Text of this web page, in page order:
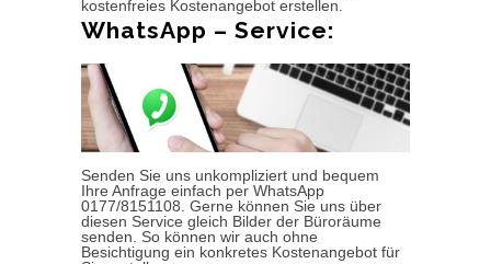
kostenfreies Kostenangebot erstellen.
WhatsApp – Service:
Senden Sie uns unkompliziert und bequem
Ihre Anfrage einfach per WhatsApp
0177/8151108. Gerne können Sie uns über
diesen Service gleich Bilder der Büroräume
senden. So können wir auch ohne
Besichtigung ein konkretes Kostenangebot für